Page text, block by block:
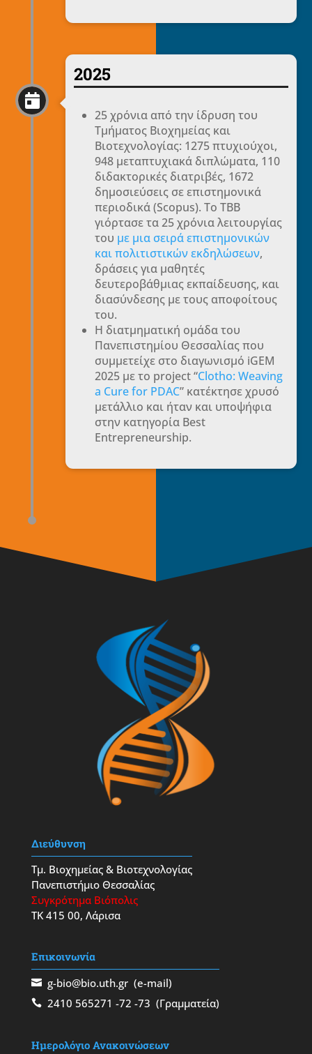

2025
25 χρόνια από την ίδρυση του
Τμήματος Βιοχημείας και
Βιοτεχνολογίας: 1275 πτυχιούχοι,
948 μεταπτυχιακά διπλώματα, 110
διδακτορικές διατριβές, 1672
δημοσιεύσεις σε επιστημονικά
περιοδικά (Scopus). Το ΤΒΒ
γιόρτασε τα 25 χρόνια λειτουργίας
του με μια σειρά επιστημονικών
και πολιτιστικών εκδηλώσεων,
δράσεις για μαθητές
δευτεροβάθμιας εκπαίδευσης, και
διασύνδεσης με τους αποφοίτους
του.
Η διατμηματική ομάδα του
Πανεπιστημίου Θεσσαλίας που
συμμετείχε στο διαγωνισμό iGEM
2025 με το project “Clotho: Weaving
a Cure for PDAC” κατέκτησε χρυσό
μετάλλιο και ήταν και υποψήφια
στην κατηγορία Best
Entrepreneurship.
Διεύθυνση
Τμ. Βιοχημείας & Βιοτεχνολογίας
Πανεπιστήμιο Θεσσαλίας
Συγκρότημα Βιόπολις
ΤΚ 415 00, Λάρισα
Επικοινωνία
g-bio@bio.uth.gr(e-mail)
2410 565271 -72 -73 (Γραμματεία)
Ημερολόγιο Ανακοινώσεων